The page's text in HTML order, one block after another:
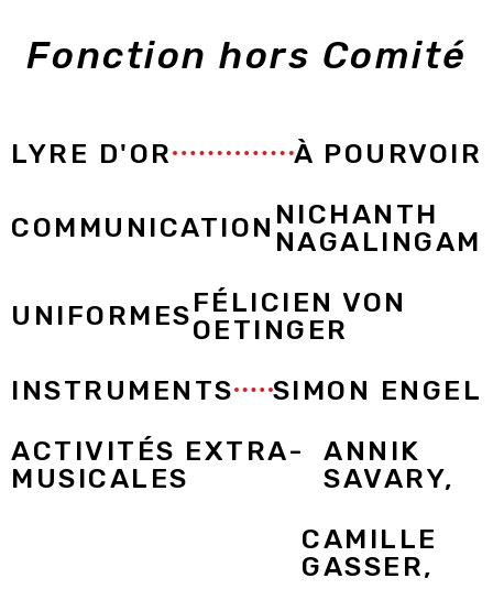
Fonction hors Comité
LYRE D'OR À POURVOIR
COMMUNICATION NICHANTH
NAGALINGAM
UNIFORMESFÉLICIEN VON
OETINGER
INSTRUMENTS
SIMON ENGEL
ACTIVITÉS EXTRA-
MUSICALES
ANNIK
SAVARY,
CAMILLE
GASSER,